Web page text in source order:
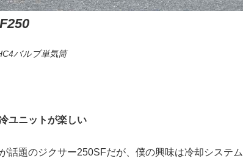
バルブ単気筒
ユニットが楽しい
話題のジクサー250SFだが、僕の興味は冷却システム